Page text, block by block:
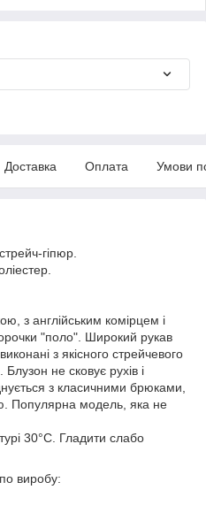
Доставка Оплата Умови
гіпюр.
з англійським комірцем і
"поло". Широкий рукав
з якісного стрейчевого
не сковує рухів і
з класичними брюками,
Популярна модель, яка не
30°C. Гладити слабо
виробу: